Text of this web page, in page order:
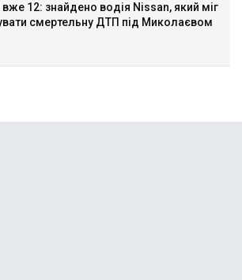
вже 12: знайдено водія Nissan, який міг
смертельну ДТП під Миколаєвом